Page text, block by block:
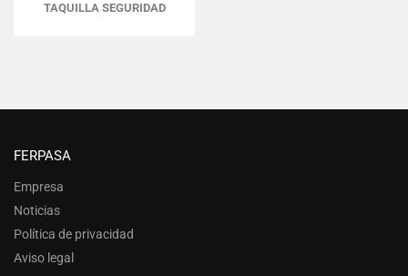
TAQUILLA SEGURIDAD
FERPASA
Empresa
Noticias
Política de privacidad
Aviso legal